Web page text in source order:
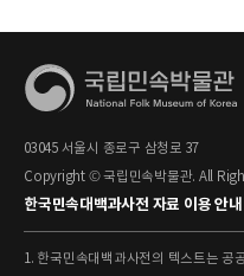
03045 서울시 종로구 삼청로 37
Copyright © 국립민속박물관. All
한국민속대백과사전 자료 이용 안내
1. 한국민속대백과사전의 텍스트는 공